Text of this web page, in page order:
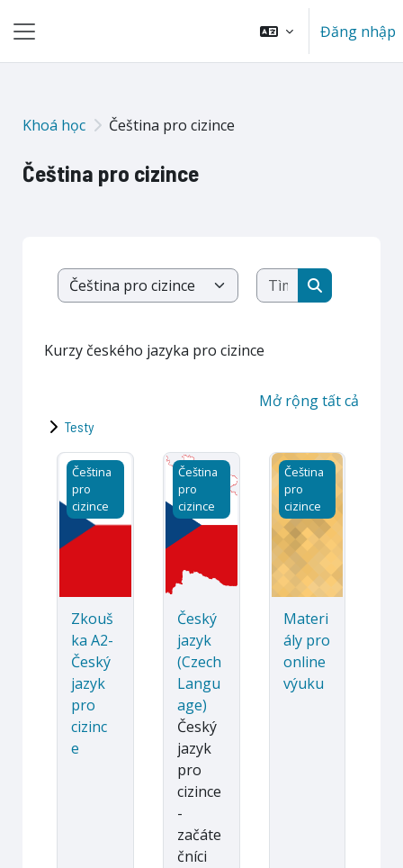
Đăng nhập
Khoá học Čeština pro cizince
Čeština pro cizince
Danh mục khoá học
Tìm kiếm khoá
Tìm kiếm
Kurzy českého jazyka pro cizince
Mở rộng tất cả
Testy
Zkouška A2- Český jazyk pro cizince
Čeština
pro
cizince
Zkouš
ka A2-
Český
jazyk
pro
cizinc
e
Český jazyk (Czech Language)
Čeština
pro
cizince
Český
jazyk
(Czech
Langu
age)
Český
jazyk
pro
cizince
-
začáte
čníci
Materiály pro
Čeština
pro
cizince
Materi
ály pro
online
výuku